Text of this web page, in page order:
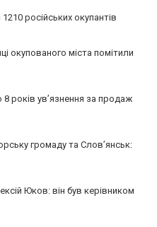
російських окупантів
окупованого міста помітили
років ув’язнення за продаж
громаду та Слов’янськ:
Юков: він був керівником